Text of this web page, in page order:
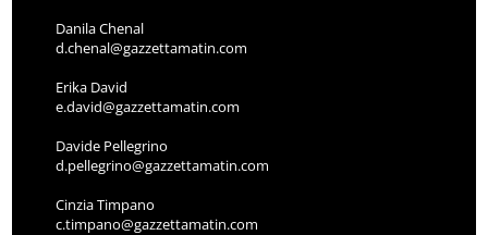
Danila Chenal
d.chenal@gazzettamatin.com
Erika David
e.david@gazzettamatin.com
Davide Pellegrino
d.pellegrino@gazzettamatin.com
Cinzia Timpano
c.timpano@gazzettamatin.com